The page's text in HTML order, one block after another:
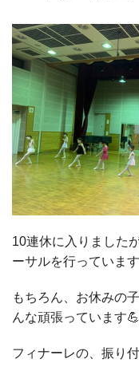
10連休に入りました
ーサルを行っています
もちろん、お休みの
んな頑張っています💪
フィナーレの、振り